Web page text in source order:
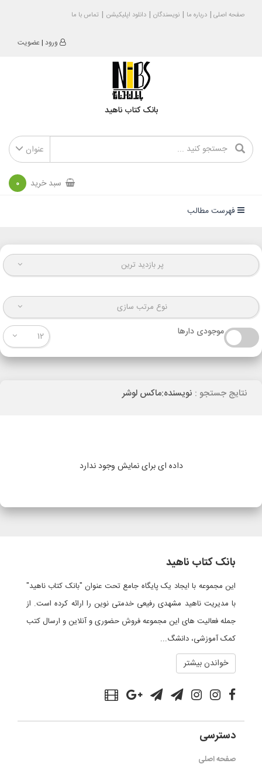
صفحه اصلی درباره ما نویسندگان دانلود اپلیکیشن تماس با ما
ورود |عضویت
بانک کتاب ناهید
عنوان
سبد خرید 0
فهرست مطالب
پر بازدید ترین
نوع مرتب سازی
موجودی دارها 12
نتایج جستجو : نویسنده:ماکس لوشر
داده ای برای نمایش وجود ندارد
بانک کتاب ناهید
این مجموعه با ایجاد یک پایگاه جامع تحت عنوان "بانک کتاب ناهید"
با مدیریت ناهید مشهدی رفیعی خدمتی نوین را ارائه کرده است. از
جمله فعالیت های این مجموعه فروش حضوری و آنلاین و ارسال کتب
کمک آموزشی، دانشگ...
خواندن بیشتر
دسترسی
صفحه اصلی